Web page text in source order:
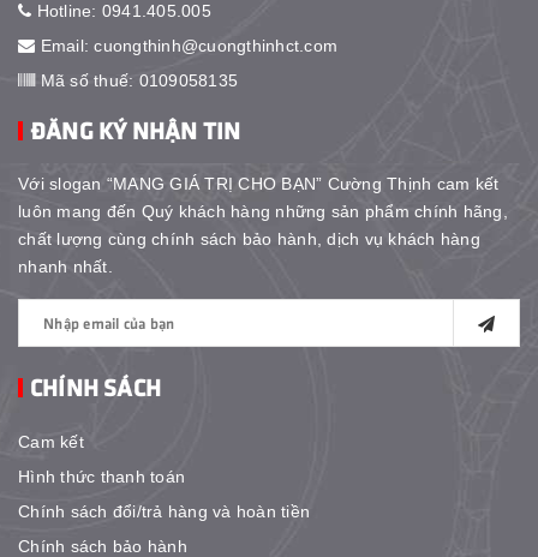
Hotline: 0941.405.005
Email:cuongthinh@cuongthinhct.com
Mã số thuế: 0109058135
ĐĂNG KÝ NHẬN TIN
Với slogan “MANG GIÁ TRỊ CHO BẠN” Cường Thịnh cam kết
luôn mang đến Quý khách hàng những sản phẩm chính hãng,
chất lượng cùng chính sách bảo hành, dịch vụ khách hàng
nhanh nhất.
CHÍNH SÁCH
Cam kết
Hình thức thanh toán
Chính sách đổi/trả hàng và hoàn tiền
Chính sách bảo hành